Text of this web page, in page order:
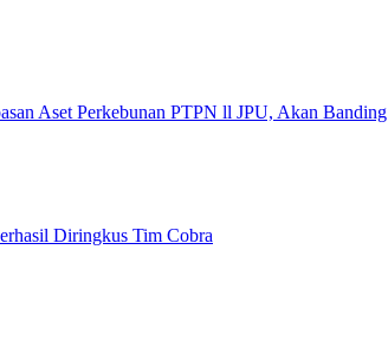
Aset Perkebunan PTPN ll JPU, Akan Banding
Diringkus Tim Cobra